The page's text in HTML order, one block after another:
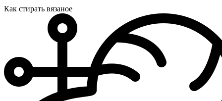
Как стирать вязаное